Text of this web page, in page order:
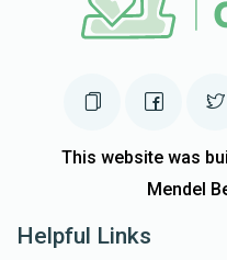
This website was
Mendel
Helpful Links